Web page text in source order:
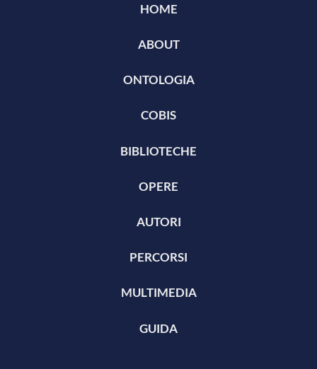
HOME
ABOUT
ONTOLOGIA
COBIS
BIBLIOTECHE
OPERE
AUTORI
PERCORSI
MULTIMEDIA
GUIDA